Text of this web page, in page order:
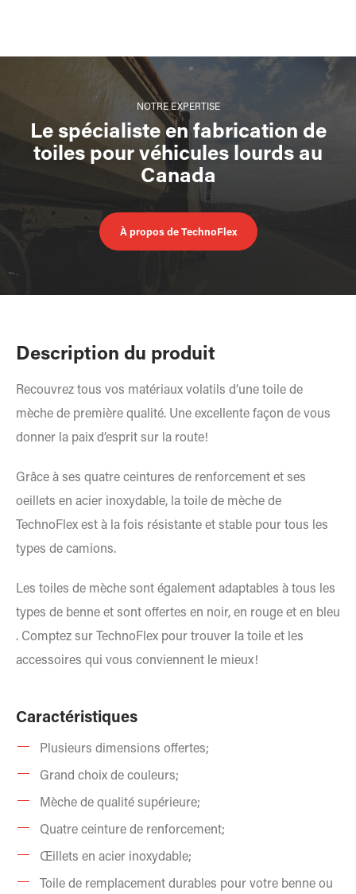
NOTRE EXPERTISE
Le spécialiste en fabrication de
toiles pour véhicules lourds au
Canada
À propos de TechnoFlex
Description du produit
Recouvrez tous vos matériaux volatils d’une toile de
mèche de première qualité. Une excellente façon de vous
donner la paix d’esprit sur la route!
Grâce à ses quatre ceintures de renforcement et ses
oeillets en acier inoxydable, la toile de mèche de
TechnoFlex est à la fois résistante et stable pour tous les
types de camions.
Les toiles de mèche sont également adaptables à tous les
types de benne et sont offertes en noir, en rouge et en bleu
. Comptez sur TechnoFlex pour trouver la toile et les
accessoires qui vous conviennent le mieux!
Caractéristiques
Plusieurs dimensions offertes;
Grand choix de couleurs;
Mèche de qualité supérieure;
Quatre ceinture de renforcement;
Œillets en acier inoxydable;
Toile de remplacement durables pour votre benne ou